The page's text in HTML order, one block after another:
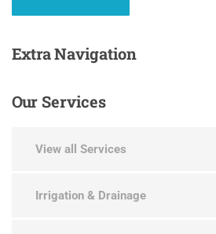
ExtraNavigation
OurServices
View all Services
Irrigation & Drainage